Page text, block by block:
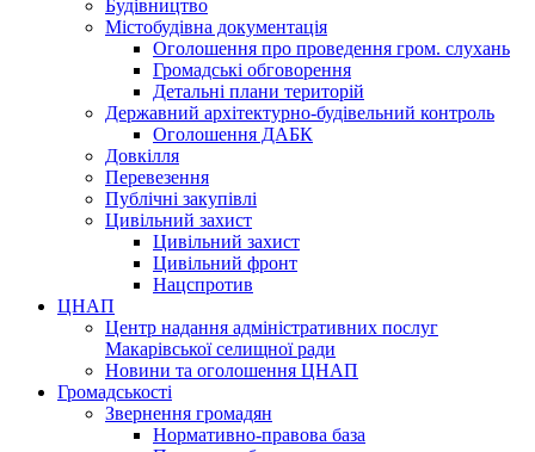
Будівництво
Містобудівна документація
Оголошення про проведення гром. слухань
Громадські обговорення
Детальні плани територій
Державний архітектурно-будівельний контроль
Оголошення ДАБК
Довкілля
Перевезення
Публічні закупівлі
Цивільний захист
Цивільний захист
Цивільний фронт
Нацспротив
ЦНАП
Центр надання адміністративних послуг
Макарівської селищної ради
Новини та оголошення ЦНАП
Громадськості
Звернення громадян
Нормативно-правова база